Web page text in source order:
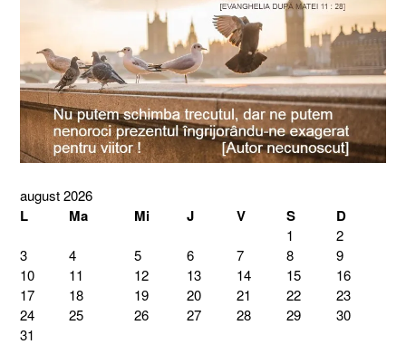
august 2026
L Ma Mi J V S D
1
2
3
4 5 6 7 8
9
10
11 12 13 14 15
16
17
18 19 20 21 22
23
24
25 26 27 28 29
30
31